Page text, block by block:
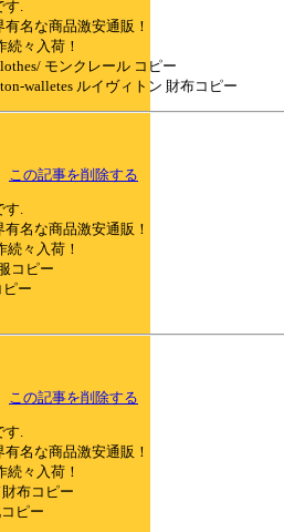
す.
名な商品激安通販！
々入荷！
モンクレール コピー
walletes ルイヴィトン 財布コピー
この記事を削除する
す.
名な商品激安通販！
々入荷！
コピー
ピー
この記事を削除する
す.
名な商品激安通販！
々入荷！
布コピー
ピー